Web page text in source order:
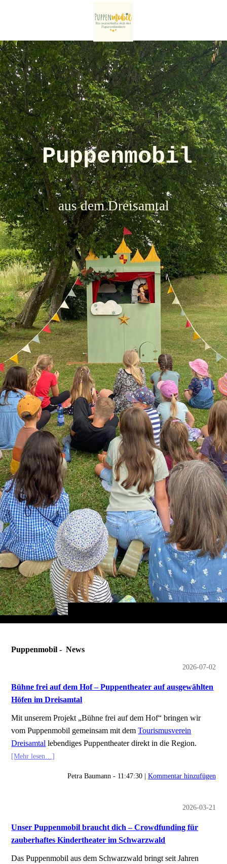
Puppenmobil
aus dem Dreisamtal
Puppenmobil - News
2026-07-02
Bühne frei auf dem Hof – Puppentheater auf ausgewählten
Höfen im Dreisamtal
Mit unserem Projekt „Bühne frei auf dem Hof“ bringen wir
vom Puppenmobil gemeinsam mit demTourismusverein
Dreisamtal lebendiges Puppentheater direkt in die Region.
[Mehr lesen…]
Petra Baumann - 11:47:30 | Kommentar hinzufügen
2026-03-21
Unser Puppenmobil braucht dich – Crowdfunding für
zauberhaftes Kindertheater im Schwarzwald
Das Puppenmobil aus dem Schwarzwald bringt seit Jahren